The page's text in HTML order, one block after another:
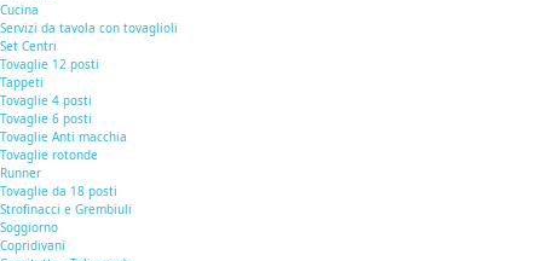
Cucina
Servizi da tavola con tovaglioli
Set Centri
Tovaglie 12 posti
Tappeti
Tovaglie 4 posti
Tovaglie 6 posti
Tovaglie Anti macchia
Tovaglie rotonde
Runner
Tovaglie da 18 posti
Strofinacci e Grembiuli
Soggiorno
Copridivani